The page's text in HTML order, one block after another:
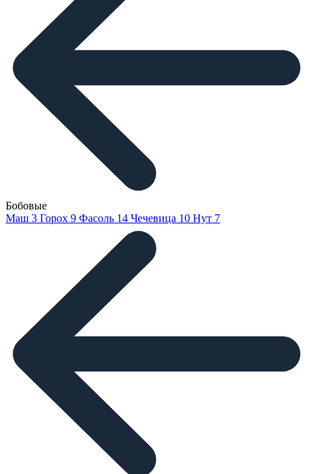
Бобовые
Маш 3 Горох 9 Фасоль 14 Чечевица 10 Нут 7